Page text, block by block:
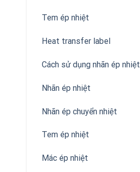
Tem ép nhiệt
Heat transfer label
Cách sử dụng nhãn ép nhiệt
Nhãn ép nhiệt
Nhãn ép chuyển nhiệt
Tem ép nhiệt
Mác ép nhiệt